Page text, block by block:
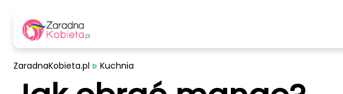
ZaradnaKobieta.pl Kuchnia